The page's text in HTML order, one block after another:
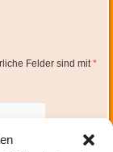
Felder sind mit*